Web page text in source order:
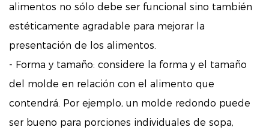
alimentos no sólo debe ser funcional sino también
estéticamente agradable para mejorar la
presentación de los alimentos.
- Forma y tamaño: considere la forma y el tamaño
del molde en relación con el alimento que
contendrá. Por ejemplo, un molde redondo puede
ser bueno para porciones individuales de sopa,